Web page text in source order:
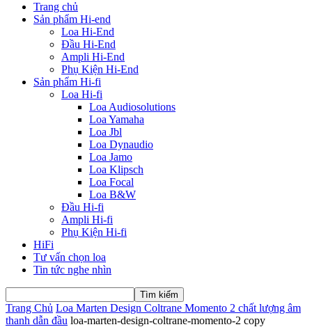
Trang chủ
Sản phẩm Hi-end
Loa Hi-End
Đầu Hi-End
Ampli Hi-End
Phụ Kiện Hi-End
Sản phẩm Hi-fi
Loa Hi-fi
Loa Audiosolutions
Loa Yamaha
Loa Jbl
Loa Dynaudio
Loa Jamo
Loa Klipsch
Loa Focal
Loa B&W
Đầu Hi-fi
Ampli Hi-fi
Phụ Kiện Hi-fi
HiFi
Tư vấn chọn loa
Tin tức nghe nhìn
Trang Chủ Loa Marten Design Coltrane Momento 2 chất lượng âm
thanh dẫn đầu loa-marten-design-coltrane-momento-2 copy